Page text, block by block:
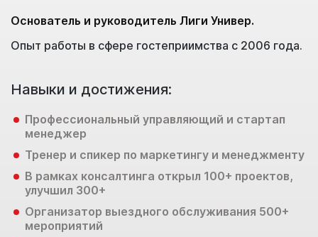
Основатель и руководитель Лиги Универ.
Опыт работы в сфере гостеприимства с 2006 года.
Навыки и достижения:
Профессиональный управляющий и стартап
менеджер
Тренер и спикер по маркетингу и менеджменту
В рамках консалтинга открыл 100+ проектов,
улучшил 300+
Организатор выездного обслуживания 500+
мероприятий